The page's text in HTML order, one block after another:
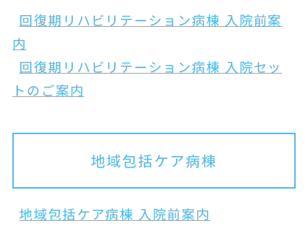
回復期リハビリテーション病棟 入院前案
内
回復期リハビリテーション病棟 入院セッ
トのご案内
地域包括ケア病棟
地域包括ケア病棟 入院前案内